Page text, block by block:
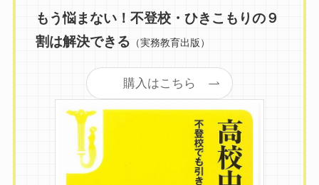
もう悩まない！不登校・ひきこもりの９
割は解決できる （実務教育出版）
購入はこちら